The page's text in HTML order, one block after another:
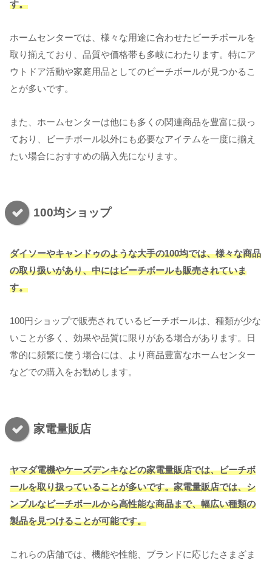
す。
ホームセンターでは、様々な用途に合わせたビーチボールを
取り揃えており、品質や価格帯も多岐にわたります。特にア
ウトドア活動や家庭用品としてのビーチボールが見つかるこ
とが多いです。
また、ホームセンターは他にも多くの関連商品を豊富に扱っ
ており、ビーチボール以外にも必要なアイテムを一度に揃え
たい場合におすすめの購入先になります。
100均ショップ
ダイソーやキャンドゥのような大手の100均では、様々な商品
の取り扱いがあり、中にはビーチボールも販売されていま
す。
100円ショップで販売されているビーチボールは、種類が少な
いことが多く、効果や品質に限りがある場合があります。日
常的に頻繁に使う場合には、より商品豊富なホームセンター
などでの購入をお勧めします。
家電量販店
ヤマダ電機やケーズデンキなどの家電量販店では、ビーチボ
ールを取り扱っていることが多いです。家電量販店では、シ
ンプルなビーチボールから高性能な商品まで、幅広い種類の
製品を見つけることが可能です。
これらの店舗では、機能や性能、ブランドに応じたさまざま